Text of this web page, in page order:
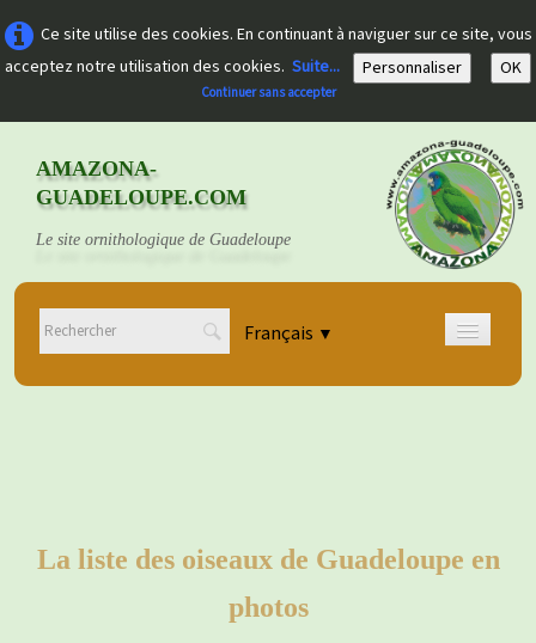
Ce site utilise des cookies. En continuant à naviguer sur ce site, vous
acceptez notre utilisation des cookies. Suite... Personnaliser OK
Continuer sans accepter
AMAZONA-
GUADELOUPE.COM
Le site ornithologique de Guadeloupe
Français ▼
Accueil
photos
La liste des oiseaux de Guadeloupe en
photos